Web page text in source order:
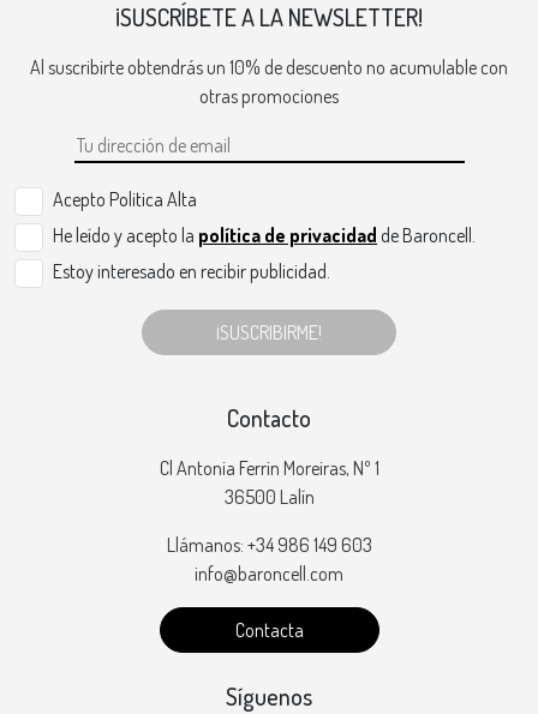
¡SUSCRÍBETE A LA NEWSLETTER!
Al suscribirte obtendrás un 10% de descuento no acumulable con
otras promociones
Acepto Politica Alta
He leído y acepto la política de privacidad de Baroncell.
Estoy interesado en recibir publicidad.
¡SUSCRIBIRME!
Contacto
Cl Antonia Ferrin Moreiras, Nº 1
36500 Lalín
Llámanos: +34 986 149 603
info@baroncell.com
Contacta
Síguenos